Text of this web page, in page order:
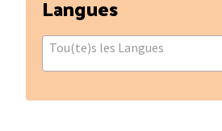
Langues
Tou(te)s les Langues